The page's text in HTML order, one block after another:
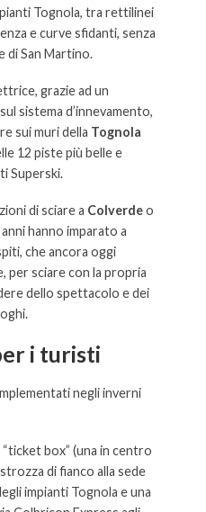
Tognola, tra rettilinei
e curve sfidanti, senza
di San Martino.
grazie ad un
sistema d’innevamento,
sui muri della Tognola
12 piste più belle e
Superski.
di sciare a Colverdeo
hanno imparato a
che ancora oggi
per sciare con la propria
dello spettacolo e dei
i turisti
negli inverni
box” (una in centro
di fianco alla sede
impianti Tognola e una